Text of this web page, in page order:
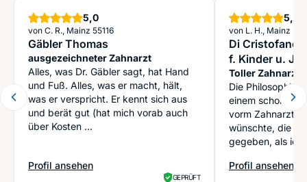
5,0Sterne
von C. R., Mainz 55116
Gäbler Thomas
ausgezeichneter Zahnarzt
Alles, was Dr. Gäbler sagt, hat Hand
und Fuß. Alles, was er macht, hält,
was er verspricht. Er kennt sich aus
und berät gut (hat mich vorab auch
über Kosten ...
Profil ansehen
: Gäbler Thomas
GEPRÜFT
5,0
von L. H., Mainz
Di Cristofano
f. Kinder u.
Monjid Nicole
Toller Zahnarzt
Die Philosophie
einem schon in
vorm Zahnarzt
wünschte, die
gegeben, als ich
Profil ansehen
: Di Cristofano